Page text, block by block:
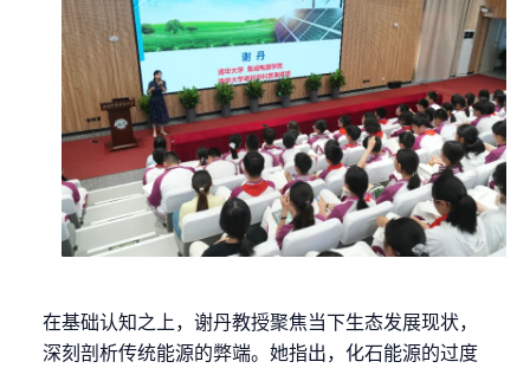
在基础认知之上，谢丹教授聚焦当下生态发展现状，
深刻剖析传统能源的弊端。她指出，化石能源的过度